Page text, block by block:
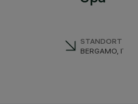
STANDORT
BERGAMO, ITALY